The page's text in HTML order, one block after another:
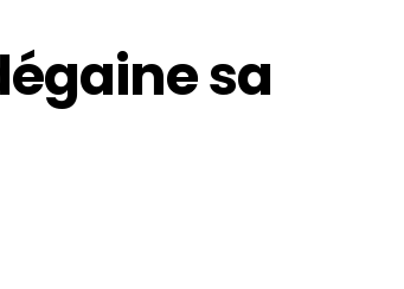
sa